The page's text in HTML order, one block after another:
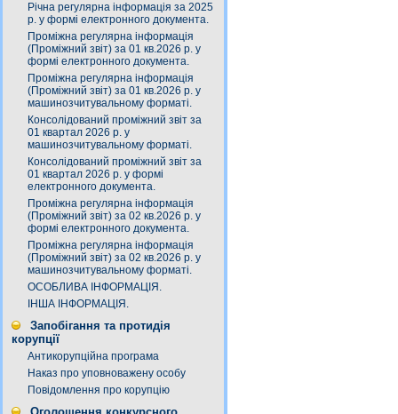
Річна регулярна інформація за 2025
р. у формі електронного документа.
Проміжна регулярна інформація
(Проміжний звіт) за 01 кв.2026 р. у
формі електронного документа.
Проміжна регулярна інформація
(Проміжний звіт) за 01 кв.2026 р. у
машинозчитувальному форматі.
Консолідований проміжний звіт за
01 квартал 2026 р. у
машинозчитувальному форматі.
Консолідований проміжний звіт за
01 квартал 2026 р. у формі
електронного документа.
Проміжна регулярна інформація
(Проміжний звіт) за 02 кв.2026 р. у
формі електронного документа.
Проміжна регулярна інформація
(Проміжний звіт) за 02 кв.2026 р. у
машинозчитувальному форматі.
ОСОБЛИВА ІНФОРМАЦІЯ.
ІНША ІНФОРМАЦІЯ.
Запобігання та протидія
корупції
Антикорупційна програма
Наказ про уповноважену особу
Повідомлення про корупцію